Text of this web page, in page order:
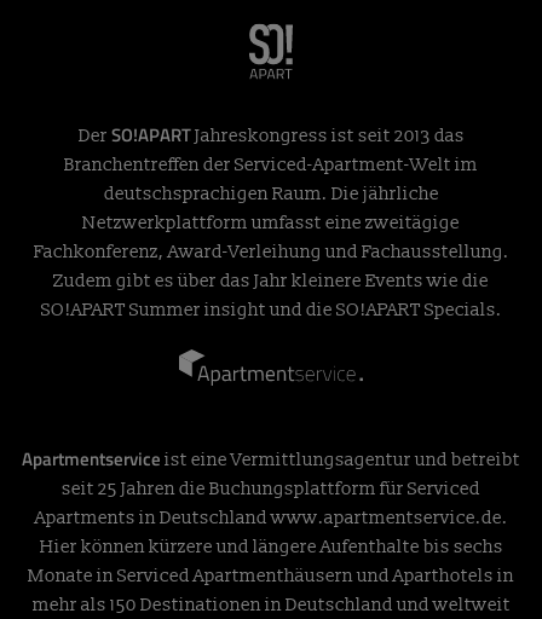
Der SO!APARTJahreskongress ist seit 2013 das
Branchentreffen der Serviced-Apartment-Welt im
deutschsprachigen Raum. Die jährliche
Netzwerkplattform umfasst eine zweitägige
Fachkonferenz, Award-Verleihung und Fachausstellung.
Zudem gibt es über das Jahr kleinere Events wie die
SO!APART Summer insight und die SO!APART Specials.
Apartmentservice ist eine Vermittlungsagentur und betreibt
seit 25 Jahren die Buchungsplattform für Serviced
Apartments in Deutschlandwww.apartmentservice.de.
Hier können kürzere und längere Aufenthalte bis sechs
Monate in Serviced Apartmenthäusern und Aparthotels in
mehr als 150 Destinationen in Deutschland und weltweit